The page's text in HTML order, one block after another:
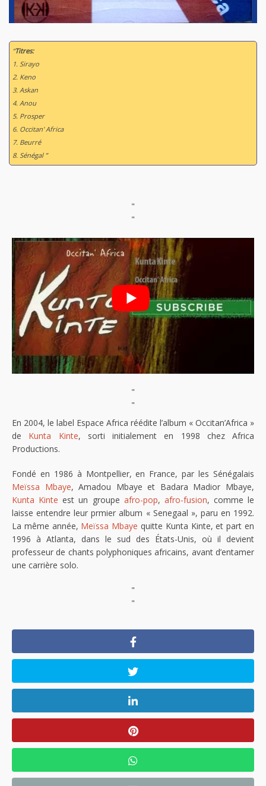
“Titres:
1. Sirayo
2. Keno
3. Askan
4. Anou
5. Prosper
6. Occitan' Africa
7. Beurré
8. Sénégal ”
"
"
"
"
En 2004, le label Espace Africa réédite l’album « Occitan’Africa »
de Kunta Kinte, sorti initialement en 1998 chez Africa
Productions.
Fondé en 1986 à Montpellier, en France, par les Sénégalais
Meïssa Mbaye, Amadou Mbaye et Badara Madior Mbaye,
Kunta Kinte est un groupe afro-pop, afro-fusion, comme le
laisse entendre leur prmier album « Senegaal », paru en 1992.
La même année, Meïssa Mbaye quitte Kunta Kinte, et part en
1996 à Atlanta, dans le sud des États-Unis, où il devient
professeur de chants polyphoniques africains, avant d’entamer
une carrière solo.
"
"